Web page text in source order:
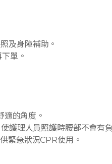
及身障補助。
單。
的角度。
護理人員照護時腰部不會有
緊急狀況CPR使用。